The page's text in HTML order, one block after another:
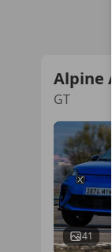
Alpine
GT
41